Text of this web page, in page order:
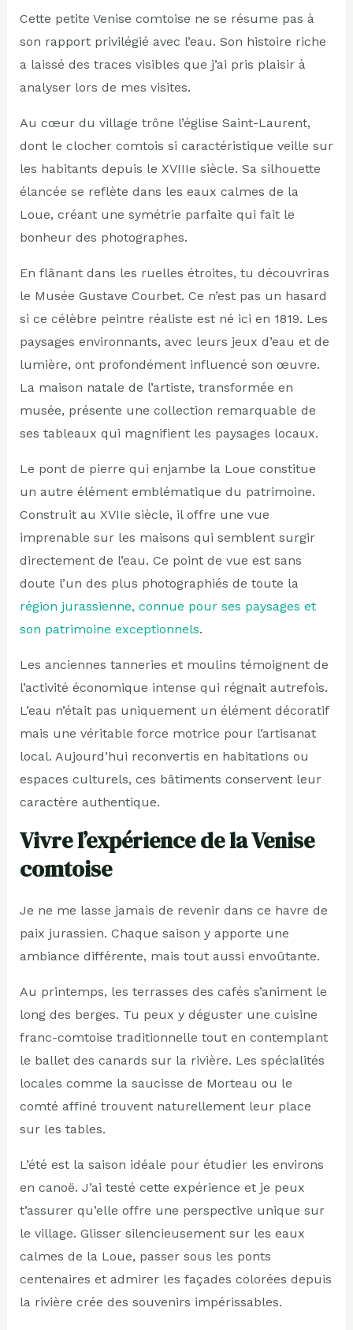
Cette petite Venise comtoise ne se résume pas à
son rapport privilégié avec l’eau. Son histoire riche
a laissé des traces visibles que j’ai pris plaisir à
analyser lors de mes visites.
Au cœur du village trône l’église Saint-Laurent,
dont le clocher comtois si caractéristique veille sur
les habitants depuis le XVIIIe siècle. Sa silhouette
élancée se reflète dans les eaux calmes de la
Loue, créant une symétrie parfaite qui fait le
bonheur des photographes.
En flânant dans les ruelles étroites, tu découvriras
le Musée Gustave Courbet. Ce n’est pas un hasard
si ce célèbre peintre réaliste est né ici en 1819. Les
paysages environnants, avec leurs jeux d’eau et de
lumière, ont profondément influencé son œuvre.
La maison natale de l’artiste, transformée en
musée, présente une collection remarquable de
ses tableaux qui magnifient les paysages locaux.
Le pont de pierre qui enjambe la Loue constitue
un autre élément emblématique du patrimoine.
Construit au XVIIe siècle, il offre une vue
imprenable sur les maisons qui semblent surgir
directement de l’eau. Ce point de vue est sans
doute l’un des plus photographiés de toute la
région jurassienne, connue pour ses paysages et
son patrimoine exceptionnels.
Les anciennes tanneries et moulins témoignent de
l’activité économique intense qui régnait autrefois.
L’eau n’était pas uniquement un élément décoratif
mais une véritable force motrice pour l’artisanat
local. Aujourd’hui reconvertis en habitations ou
espaces culturels, ces bâtiments conservent leur
caractère authentique.
Vivre l’expérience de la Venise
comtoise
Je ne me lasse jamais de revenir dans ce havre de
paix jurassien. Chaque saison y apporte une
ambiance différente, mais tout aussi envoûtante.
Au printemps, les terrasses des cafés s’animent le
long des berges. Tu peux y déguster une cuisine
franc-comtoise traditionnelle tout en contemplant
le ballet des canards sur la rivière. Les spécialités
locales comme la saucisse de Morteau ou le
comté affiné trouvent naturellement leur place
sur les tables.
L’été est la saison idéale pour étudier les environs
en canoë. J’ai testé cette expérience et je peux
t’assurer qu’elle offre une perspective unique sur
le village. Glisser silencieusement sur les eaux
calmes de la Loue, passer sous les ponts
centenaires et admirer les façades colorées depuis
la rivière crée des souvenirs impérissables.